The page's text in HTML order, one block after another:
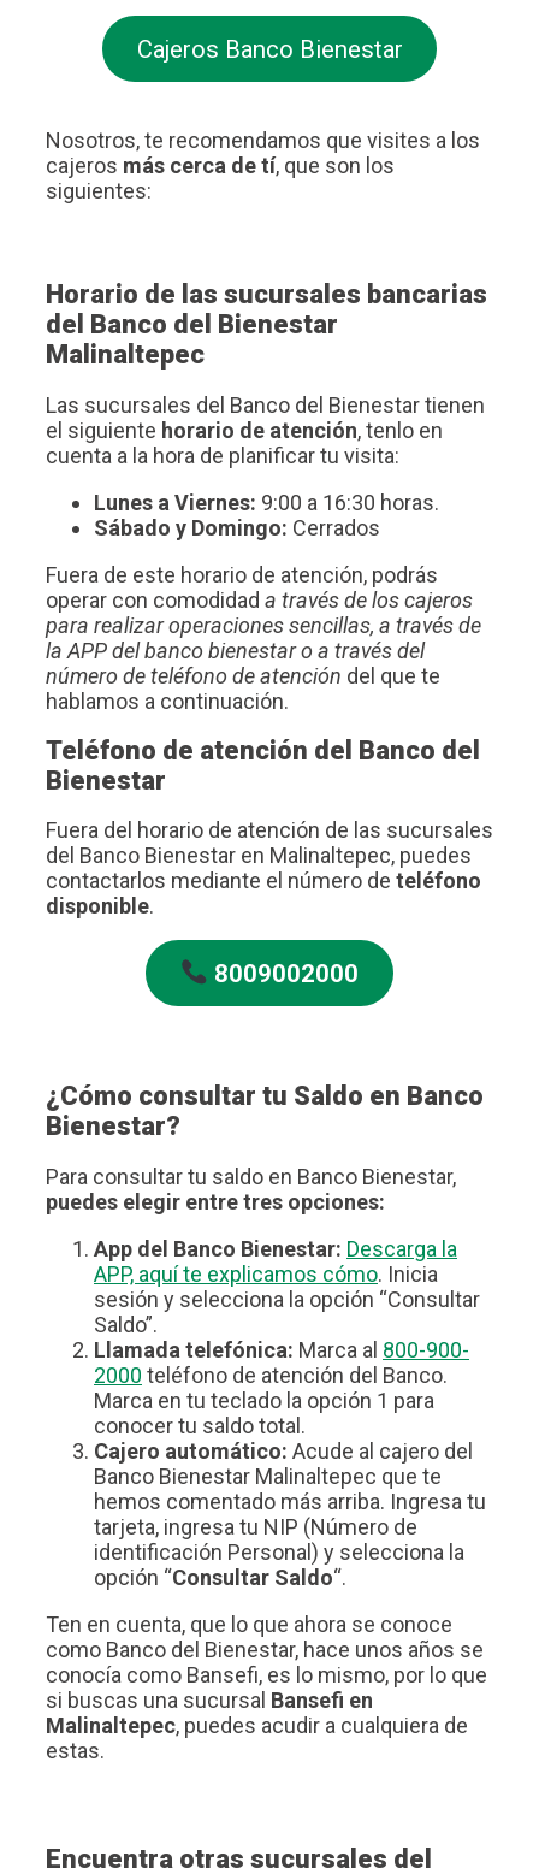
Cajeros Banco Bienestar
Nosotros, te recomendamos que visites a los
cajeros más cerca de tí, que son los
siguientes:
Horario de las sucursales bancarias
del Banco del Bienestar
Malinaltepec
Las sucursales del Banco del Bienestar tienen
el siguiente horario de atención, tenlo en
cuenta a la hora de planificar tu visita:
Lunes a Viernes: 9:00 a 16:30 horas.
Sábado y Domingo: Cerrados
Fuera de este horario de atención, podrás
operar con comodidad a través de los cajeros
para realizar operaciones sencillas, a través de
la APP del banco bienestar o a través del
número de teléfono de atención del que te
hablamos a continuación.
Teléfono de atención del Banco del
Bienestar
Fuera del horario de atención de las sucursales
del Banco Bienestar en Malinaltepec, puedes
contactarlos mediante el número de teléfono
disponible.
8009002000
¿Cómo consultar tu Saldo en Banco
Bienestar?
Para consultar tu saldo en Banco Bienestar,
puedes elegir entre tres opciones:
App del Banco Bienestar: Descarga la
APP, aquí te explicamos cómo. Inicia
sesión y selecciona la opción “Consultar
Saldo”.
Llamada telefónica: Marca al 800-900-
2000 teléfono de atención del Banco.
Marca en tu teclado la opción 1 para
conocer tu saldo total.
Cajero automático: Acude al cajero del
Banco Bienestar Malinaltepec que te
hemos comentado más arriba. Ingresa tu
tarjeta, ingresa tu NIP (Número de
identificación Personal) y selecciona la
opción “Consultar Saldo“.
Ten en cuenta, que lo que ahora se conoce
como Banco del Bienestar, hace unos años se
conocía como Bansefi, es lo mismo, por lo que
si buscas una sucursal Bansefi en
Malinaltepec, puedes acudir a cualquiera de
estas.
Encuentra otras sucursales del